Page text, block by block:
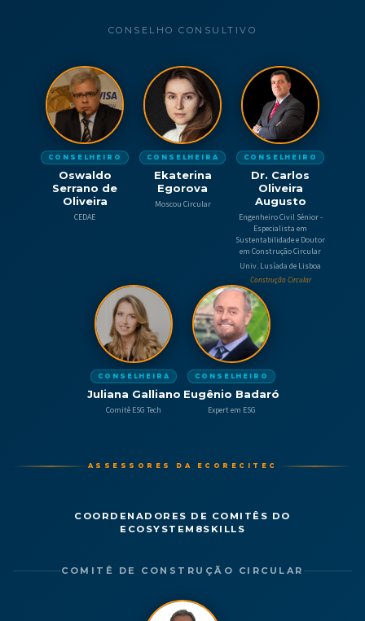
CONSELHO CONSULTIVO
CONSELHEIRO
Oswaldo
Serrano de
Oliveira
CEDAE
CONSELHEIRA
Ekaterina
Egorova
Moscou Circular
CONSELHEIRO
Dr. Carlos
Oliveira
Augusto
Engenheiro Civil Sénior -
Especialista em
Sustentabilidade e Doutor
em Construção Circular
Univ. Lusíada de Lisboa
Construção Circular
CONSELHEIRA
Juliana Galliano
Comitê ESG Tech
CONSELHEIRO
Eugênio Badaró
Expert em ESG
ASSESSORES DA ECORECITEC
COORDENADORES DE COMITÊS DO
ECOSYSTEM8SKILLS
COMITÊ DE CONSTRUÇÃO CIRCULAR